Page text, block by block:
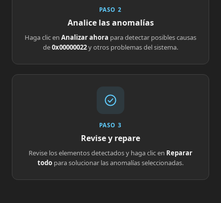
PASO 2
Analice las anomalías
Haga clic en Analizar ahora para detectar posibles causas
de0x00000022y otros problemas del sistema.
PASO 3
Revise y repare
Revise los elementos detectados y haga clic en Reparar
todo para solucionar las anomalías seleccionadas.